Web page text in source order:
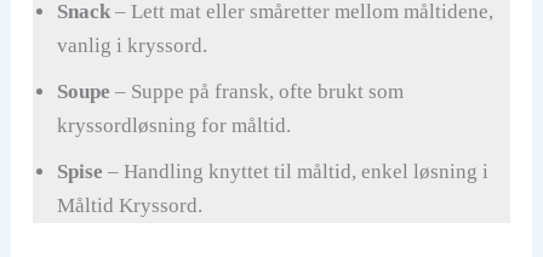
Snack– Lett mat eller småretter mellom måltidene,
vanlig i kryssord.
Soupe – Suppe på fransk, ofte brukt som
kryssordløsning for måltid.
Spise – Handling knyttet til måltid, enkel løsning i
Måltid Kryssord.